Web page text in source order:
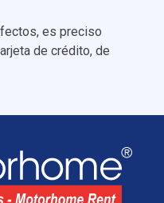
es preciso
de crédito, de